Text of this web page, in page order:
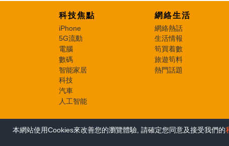
本網站使用Cookies來改善您的瀏覽體驗, 請確定您同意及接受我們的
科技焦點
iPhone
5G流動
電腦
數碼
智能家居
科技
汽車
人工智能
網絡生活
網絡熱話
生活情報
筍買着數
旅遊筍料
熱門話題